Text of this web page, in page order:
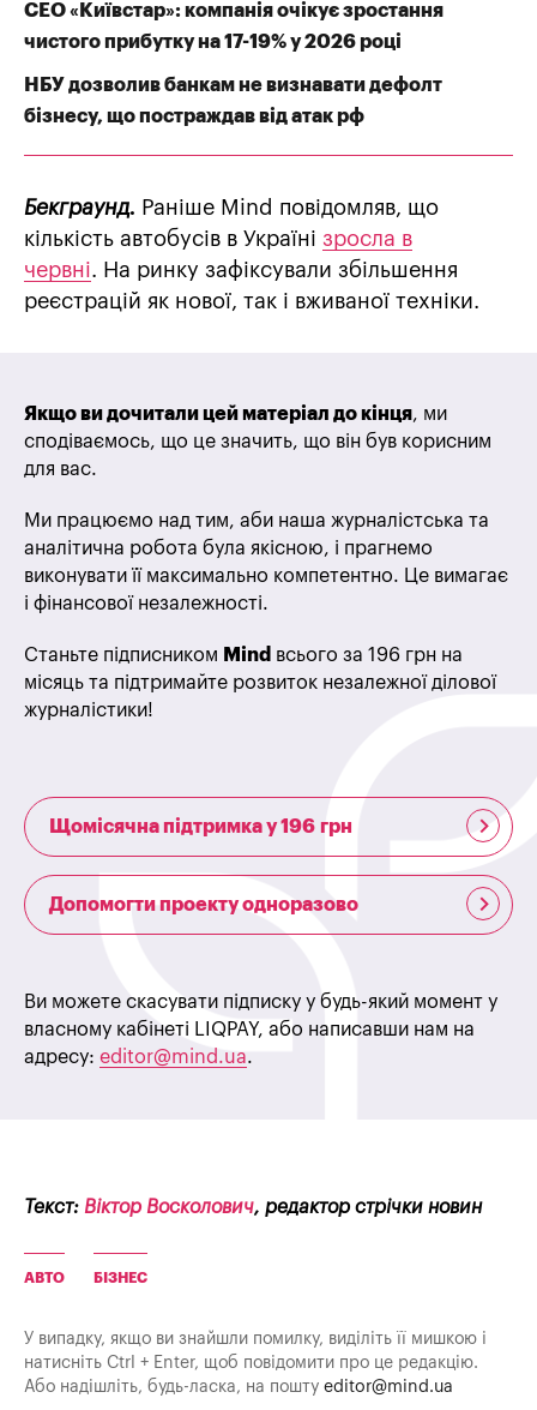
СЕО «Київстар»: компанія очікує зростання
чистого прибутку на 17-19% у 2026 році
НБУ дозволив банкам не визнавати дефолт
бізнесу, що постраждав від атак рф
Бекграунд. Раніше Mind повідомляв, що
кількість автобусів в Україні зросла в
червні. На ринку зафіксували збільшення
реєстрацій як нової, так і вживаної техніки.
Якщо ви дочитали цей матеріал до кінця, ми
сподіваємось, що це значить, що він був корисним
для вас.
Ми працюємо над тим, аби наша журналістська та
аналітична робота була якісною, і прагнемо
виконувати її максимально компетентно. Це вимагає
і фінансової незалежності.
Станьте підписником Mind всього за 196 грн на
місяць та підтримайте розвиток незалежної ділової
журналістики!
Щомісячна підтримка у 196 грн
Допомогти проекту одноразово
Ви можете скасувати підписку у будь-який момент у
власному кабінеті LIQPAY, або написавши нам на
адресу: editor@mind.ua.
Текст: Віктор Восколович, редактор стрічки новин
АВТО БІЗНЕС
У випадку, якщо ви знайшли помилку, виділіть її мишкою і
натисніть Ctrl + Enter, щоб повідомити про це редакцію.
Або надішліть, будь-ласка, на пошту editor@mind.ua